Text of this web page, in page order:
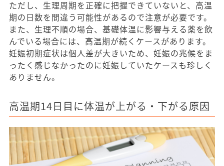
ただし、生理周期を正確に把握できていないと、高温
期の日数を間違う可能性があるので注意が必要です。
また、生理不順の場合、基礎体温に影響与える薬を飲
んでいる場合には、高温期が続くケースがあります。
妊娠初期症状は個人差が大きいため、妊娠の兆候をま
ったく感じなかったのに妊娠していたケースも珍しく
ありません。
高温期14日目に体温が上がる・下がる原因